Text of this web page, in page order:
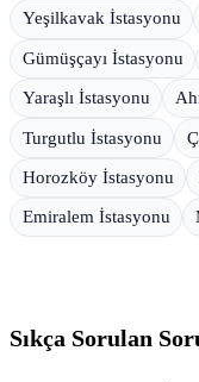
Yeşilkavak İstasyonu
Gümüşçayı İstasyonu
Yaraşlı İstasyonu
Turgutlu İstasyonu
Horozköy İstasyonu
Emiralem İstasyonu
Sıkça Sorulan